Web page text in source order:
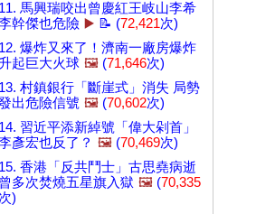
11. 馬興瑞咬出曾慶紅王岐山李希
幹傑也危險 ▶️ 📝 (72,421次)
12. 爆炸又來了！濟南一廠房爆炸
升起巨大火球 🖼️ (71,646次)
13. 村鎮銀行「斷崖式」消失 局勢
出危險信號 🖼️ (70,602次)
14. 習近平添新綽號「偉大剁首」
彥宏也反了？ 🖼️ (70,469次)
15. 香港「反共鬥士」古思堯病逝
曾多次焚燒五星旗入獄 🖼️ (70,335
次)